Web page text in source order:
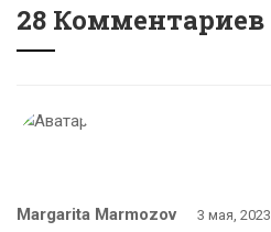
28 Комментариев
Margarita Marmozov 3 мая, 2023